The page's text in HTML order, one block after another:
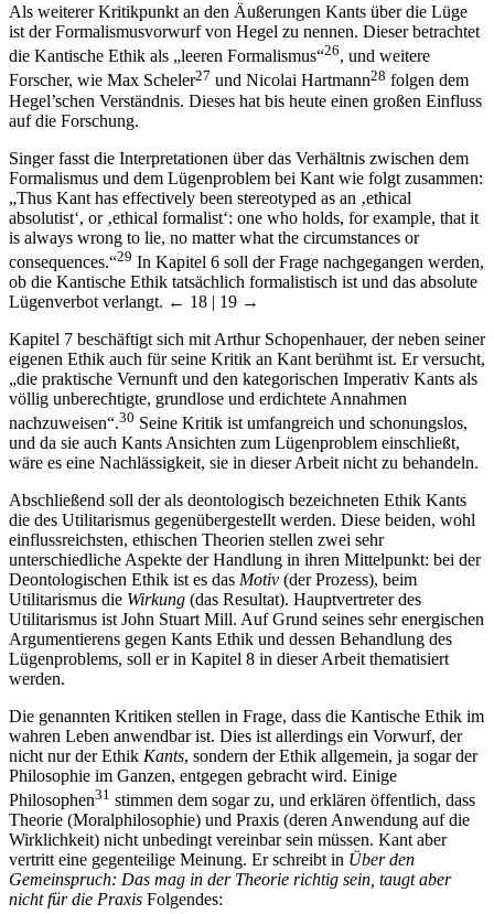
Als weiterer Kritikpunkt an den Äußerungen Kants über die Lüge
ist der Formalismusvorwurf von Hegel zu nennen. Dieser betrachtet
die Kantische Ethik als „leeren Formalismus“26, und weitere
Forscher, wie Max Scheler27 und Nicolai Hartmann28 folgen dem
Hegel’schen Verständnis. Dieses hat bis heute einen großen Einfluss
auf die Forschung.
Singer fasst die Interpretationen über das Verhältnis zwischen dem
Formalismus und dem Lügenproblem bei Kant wie folgt zusammen:
„Thus Kant has effectively been stereotyped as an ‚ethical
absolutist‘, or ‚ethical formalist‘: one who holds, for example, that it
is always wrong to lie, no matter what the circumstances or
consequences.“29 In Kapitel 6 soll der Frage nachgegangen werden,
ob die Kantische Ethik tatsächlich formalistisch ist und das absolute
Lügenverbot verlangt. ← 18 | 19 →
Kapitel 7 beschäftigt sich mit Arthur Schopenhauer, der neben seiner
eigenen Ethik auch für seine Kritik an Kant berühmt ist. Er versucht,
„die praktische Vernunft und den kategorischen Imperativ Kants als
völlig unberechtigte, grundlose und erdichtete Annahmen
nachzuweisen“.30 Seine Kritik ist umfangreich und schonungslos,
und da sie auch Kants Ansichten zum Lügenproblem einschließt,
wäre es eine Nachlässigkeit, sie in dieser Arbeit nicht zu behandeln.
Abschließend soll der als deontologisch bezeichneten Ethik Kants
die des Utilitarismus gegenübergestellt werden. Diese beiden, wohl
einflussreichsten, ethischen Theorien stellen zwei sehr
unterschiedliche Aspekte der Handlung in ihren Mittelpunkt: bei der
Deontologischen Ethik ist es das Motiv (der Prozess), beim
Utilitarismus die Wirkung (das Resultat). Hauptvertreter des
Utilitarismus ist John Stuart Mill. Auf Grund seines sehr energischen
Argumentierens gegen Kants Ethik und dessen Behandlung des
Lügenproblems, soll er in Kapitel 8 in dieser Arbeit thematisiert
werden.
Die genannten Kritiken stellen in Frage, dass die Kantische Ethik im
wahren Leben anwendbar ist. Dies ist allerdings ein Vorwurf, der
nicht nur der Ethik Kants, sondern der Ethik allgemein, ja sogar der
Philosophie im Ganzen, entgegen gebracht wird. Einige
Philosophen31 stimmen dem sogar zu, und erklären öffentlich, dass
Theorie (Moralphilosophie) und Praxis (deren Anwendung auf die
Wirklichkeit) nicht unbedingt vereinbar sein müssen. Kant aber
vertritt eine gegenteilige Meinung. Er schreibt in Über den
Gemeinspruch: Das mag in der Theorie richtig sein, taugt aber
nicht für die Praxis Folgendes: